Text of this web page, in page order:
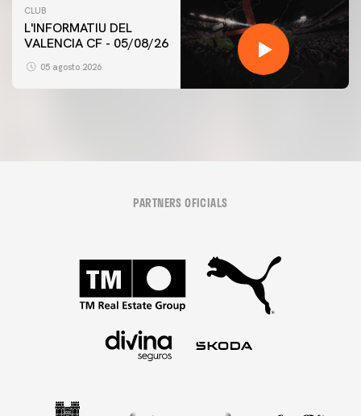
CLUB
L'INFORMATIU DEL
VALENCIA CF - 05/08/26
05 agosto 2026
PARTNERS OFICIALS